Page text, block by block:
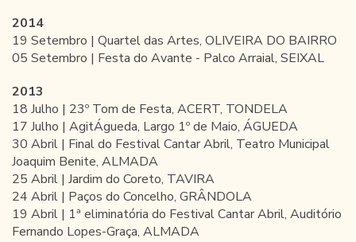
2014
19 Setembro | Quartel das Artes, OLIVEIRA DO BAIRRO
05 Setembro | Festa do Avante - Palco Arraial, SEIXAL
2013
18 Julho | 23º Tom de Festa, ACERT, TONDELA
17 Julho | AgitÁgueda, Largo 1º de Maio, ÁGUEDA
30 Abril | Final do Festival Cantar Abril, Teatro Municipal
Joaquim Benite, ALMADA
25 Abril | Jardim do Coreto, TAVIRA
24 Abril | Paços do Concelho, GRÂNDOLA
19 Abril | 1ª eliminatória do Festival Cantar Abril, Auditório
Fernando Lopes-Graça, ALMADA